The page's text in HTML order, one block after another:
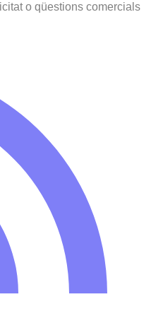
o qüestions comercials